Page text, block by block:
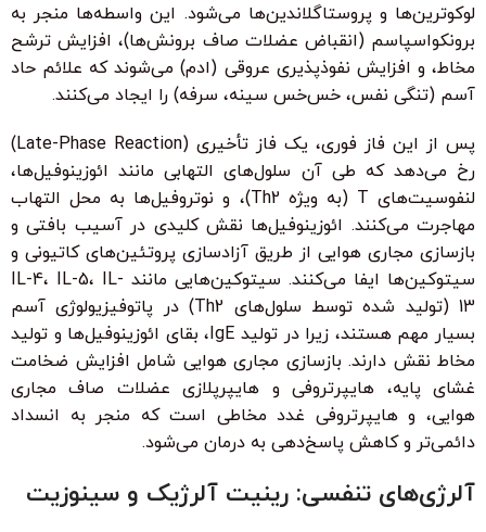
لوکوترین‌ها و پروستاگلاندین‌ها می‌شود. این واسطه‌ها منجر به
برونکواسپاسم (انقباض عضلات صاف برونش‌ها)، افزایش ترشح
مخاط، و افزایش نفوذپذیری عروقی (ادم) می‌شوند که علائم حاد
آسم (تنگی نفس، خس‌خس سینه، سرفه) را ایجاد می‌کنند.
پس از این فاز فوری، یک فاز تأخیری (Late-Phase Reaction)
رخ می‌دهد که طی آن سلول‌های التهابی مانند ائوزینوفیل‌ها،
لنفوسیت‌های T (به ویژه Th2)، و نوتروفیل‌ها به محل التهاب
مهاجرت می‌کنند. ائوزینوفیل‌ها نقش کلیدی در آسیب بافتی و
بازسازی مجاری هوایی از طریق آزادسازی پروتئین‌های کاتیونی و
سیتوکین‌ها ایفا می‌کنند. سیتوکین‌هایی مانند IL-4، IL-5، IL-
13 (تولید شده توسط سلول‌های Th2) در پاتوفیزیولوژی آسم
بسیار مهم هستند، زیرا در تولید IgE، بقای ائوزینوفیل‌ها و تولید
مخاط نقش دارند. بازسازی مجاری هوایی شامل افزایش ضخامت
غشای پایه، هایپرتروفی و هایپرپلازی عضلات صاف مجاری
هوایی، و هایپرتروفی غدد مخاطی است که منجر به انسداد
دائمی‌تر و کاهش پاسخ‌دهی به درمان می‌شود.
آلرژی‌های تنفسی: رینیت آلرژیک و سینوزیت